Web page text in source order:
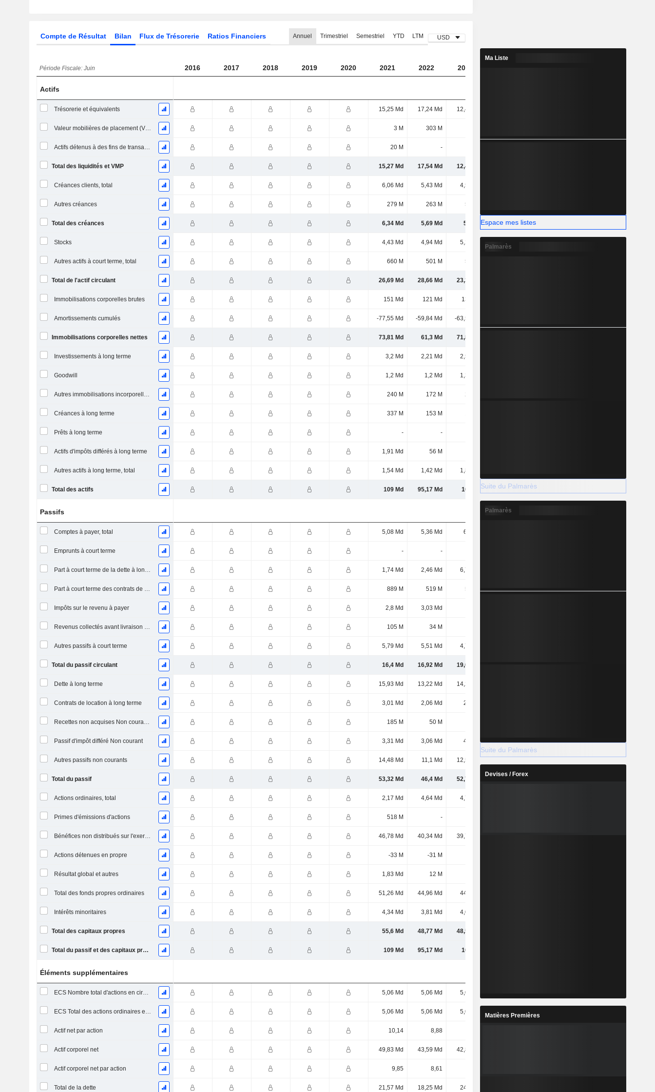
Compte de Résultat Bilan Flux de Trésorerie Ratios Financiers Annuel Trimestriel Semestriel YTD LTM USD
Période Fiscale: Juin 2016 2017 2018 2019 2020 2021 2022 2023
Actifs
Trésorerie et équivalents 15,25 Md 17,24 Md 12,43 Md
Valeur mobilières de placement (VMP) à court terme 3 M 303 M
Actifs détenus à des fins de transaction Titres, totalActifs détenus à des fins de transactions (Trading), Total. 20 M -
Total des liquidités et VMP 15,27 Md 17,54 Md 12,49 Md
Créances clients, total 6,06 Md 5,43 Md 4,59 Md
Autres créances 279 M 263 M 508 M
Total des créances 6,34 Md 5,69 Md 5,1 Md 5,48 Md
Stocks 4,43 Md 4,94 Md 5,22 Md 5,83 Md
Autres actifs à court terme, total 660 M 501 M 538 M
Total de l'actif circulant 26,69 Md 28,66 Md 23,35 Md
Immobilisations corporelles brutes 151 Md 121 Md 135 Md
Amortissements cumulés -77,55 Md -59,84 Md -63,53 Md
Immobilisations corporelles nettes 73,81 Md 61,3 Md 71,82 Md
Investissements à long terme 3,2 Md 2,21 Md 2,51 Md
Goodwill 1,2 Md 1,2 Md 1,39 Md
Autres immobilisations incorporelles, total 240 M 172 M 221 M
Créances à long terme 337 M 153 M
Prêts à long terme - -
Actifs d'impôts différés à long terme 1,91 Md 56 M
Autres actifs à long terme, total 1,54 Md 1,42 Md 1,81 Md
Total des actifs 109 Md 95,17 Md 101 Md 102 Md
Passifs
Comptes à payer, total 5,08 Md 5,36 Md 6,3 Md
Emprunts à court terme - -
Part à court terme de la dette à long terme 1,74 Md 2,46 Md 6,79 Md
Part à court terme des contrats de location 889 M 519 M 521 M
Impôts sur le revenu à payer 2,8 Md 3,03 Md
Revenus collectés avant livraison du produit/service 105 M 34 M
Autres passifs à court terme 5,79 Md 5,51 Md 4,77 Md
Total du passif circulant 16,4 Md 16,92 Md 19,04 Md
Dette à long terme 15,93 Md 13,22 Md 14,28 Md
Contrats de location à long terme 3,01 Md 2,06 Md 2,5 Md
Recettes non acquises Non courantes 185 M 50 M
Passif d'impôt différé Non courant 3,31 Md 3,06 Md 4,3 Md 3,33 Md 3,51 Md
Autres passifs non courants 14,48 Md 11,1 Md 12,59 Md
Total du passif 53,32 Md 46,4 Md 52,77 Md
Actions ordinaires, total 2,17 Md 4,64 Md 4,74 Md
Primes d'émissions d'actions 518 M -
Bénéfices non distribués sur l'exercice 46,78 Md 40,34 Md 39,79 Md
Actions détenues en propre -33 M -31 M
Résultat global et autres 1,83 Md 12 M
Total des fonds propres ordinaires 51,26 Md 44,96 Md 44,5 Md
Intérêts minoritaires 4,34 Md 3,81 Md 4,03 Md
Total des capitaux propres 55,6 Md 48,77 Md 48,53 Md
Total du passif et des capitaux propres 109 Md 95,17 Md 101 Md
Éléments supplémentaires
ECS Nombre total d'actions en circulation à la date de dépôt 5,06 Md 5,06 Md 5,06 Md
ECS Total des actions ordinaires en circulation 5,06 Md 5,06 Md 5,06 Md 5,07 Md
Actif net par action 10,14 8,88
Actif corporel net 49,83 Md 43,59 Md 42,89 Md
Actif corporel net par action 9,85 8,61
Total de la dette 21,57 Md 18,25 Md 24,1 Md
Ma Liste
Espace mes listes
Palmarès
Suite du Palmarès
Palmarès
Suite du Palmarès
Devises / Forex
Matières Premières